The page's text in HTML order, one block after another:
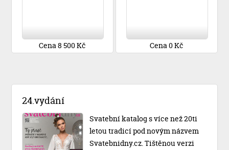
Cena 8 500 Kč Cena 0 Kč
24.vydání
Svatební katalog s více než 20ti
letou tradicí pod novým názvem
Svatebnidny.cz. Tištěnou verzi